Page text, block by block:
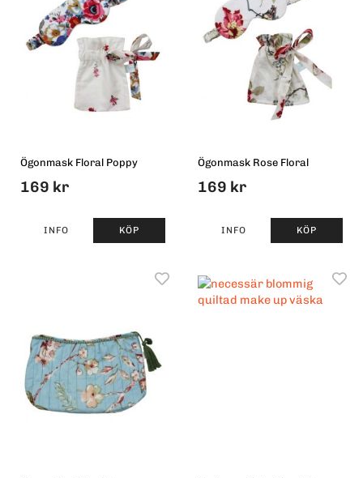
Ögonmask Floral Poppy
169 kr
INFO KÖP
Ögonmask Rose Floral
169 kr
INFO KÖP